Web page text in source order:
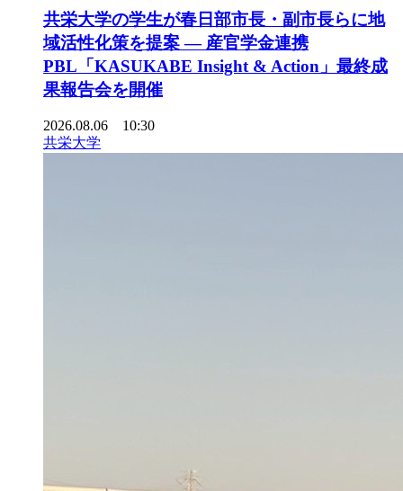
共栄大学の学生が春日部市長・副市長らに地
域活性化策を提案 ― 産官学金連携
PBL「KASUKABE Insight & Action」最終成
果報告会を開催
2026.08.06 10:30
共栄大学